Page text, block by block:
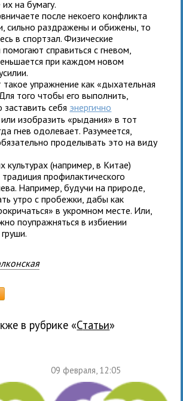
на бумагу.
после некоего конфликта
сильно раздражены и обижены, то
в спортзал. Физические
справиться с гневом,
при каждом новом
упражнение как «дыхательная
того чтобы его выполнить,
себя энергично
или изобразить «рыдания» в тот
гнев одолевает. Разумеется,
проделывать это на виду
культурах (например, в Китае)
профилактического
Например, будучи на природе,
утро с пробежки, дабы как
в укромном месте. Или,
поупражняться в избиении
в рубрике « Статьи»
09 февраля, 12:05